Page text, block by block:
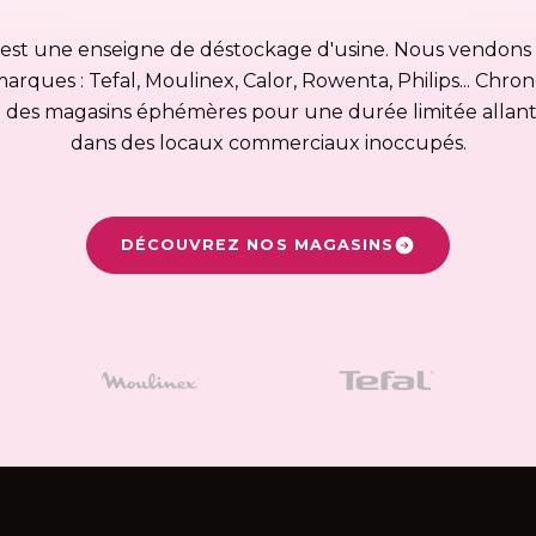
une enseigne de déstockage d'usine. Nous vendons
: Tefal, Moulinex, Calor, Rowenta, Philips...
magasins éphémères pour une durée limitée allant
dans des locaux commerciaux inoccupés.
DÉCOUVREZ NOS MAGASINS